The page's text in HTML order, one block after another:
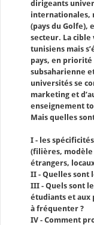
dirigeants
internationales,
(pays du Golfe),
secteur. La cible
tunisiens mais
pays, en priorité
subsaharienne
universités se
marketing et
enseignement
Mais quelles
I - les
(filières, modèle
étrangers,
II - Quelles sont
III - Quels sont
étudiants et aux
à fréquenter ?
IV - Comment